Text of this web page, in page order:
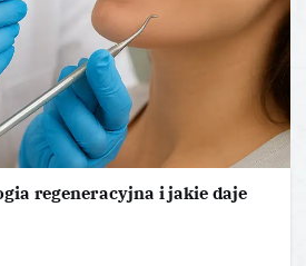
regeneracyjna i jakie daje